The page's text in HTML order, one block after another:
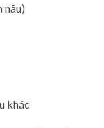
nâu)
khác